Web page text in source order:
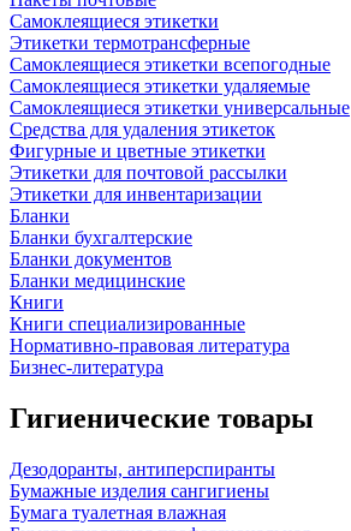
Самоклеящиеся этикетки
Этикетки термотрансферные
Самоклеящиеся этикетки всепогодные
Самоклеящиеся этикетки удаляемые
Самоклеящиеся этикетки универсальные
Средства для удаления этикеток
Фигурные и цветные этикетки
Этикетки для почтовой рассылки
Этикетки для инвентаризации
Бланки
Бланки бухгалтерские
Бланки документов
Бланки медицинские
Книги
Книги специализированные
Нормативно-правовая литература
Бизнес-литература
Гигиенические товары
Дезодоранты, антиперспиранты
Бумажные изделия сангигиены
Бумага туалетная влажная